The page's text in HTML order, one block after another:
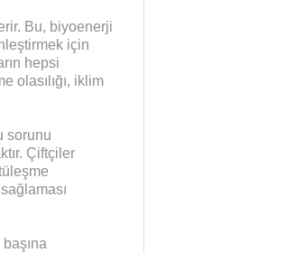
Bu, biyoenerji
için
hepsi
olasılığı, iklim
sorunu
Çiftçiler